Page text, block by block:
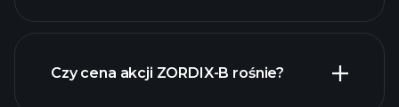
zaawansowanej wykresie
Czy cena akcji ZORDIX-B rośnie?